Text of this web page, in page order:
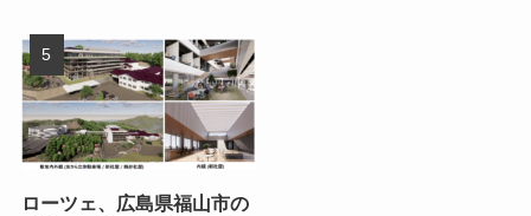
ローツェ、広島県福山市の